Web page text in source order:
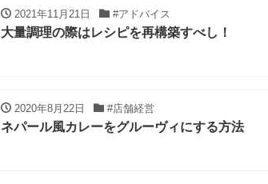
2021年11月21日 #アドバイス
大量調理の際はレシピを再構築すべし！
2020年8月22日 #店舗経営
ネパール風カレーをグルーヴィにする方法